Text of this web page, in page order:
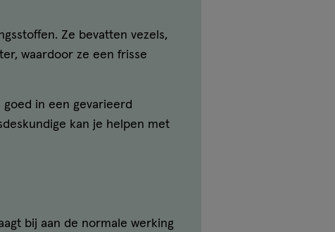
Ze bevatten vezels,
waardoor ze een frisse
in een gevarieerd
kan je helpen met
bij aan de normale werking